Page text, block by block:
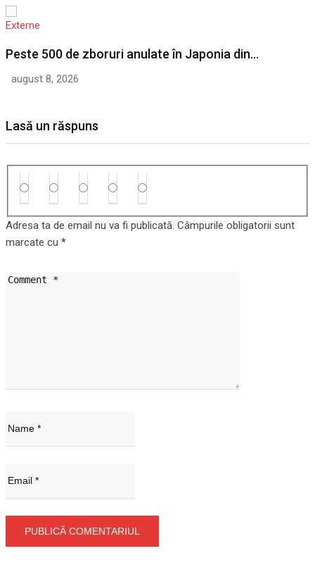
Externe
Peste 500 de zboruri anulate în Japonia din…
august 8, 2026
Lasă un răspuns
Adresa ta de email nu va fi publicată. Câmpurile obligatorii sunt
marcate cu *